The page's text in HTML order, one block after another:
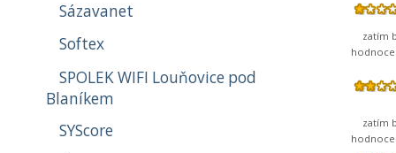
Sázavanet
Softex
zatím
SPOLEK WIFI Louňovice pod
Blaníkem
SYScore
zatím